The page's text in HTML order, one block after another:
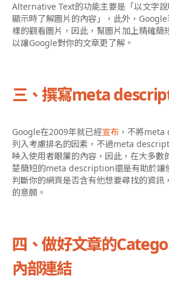
Alternative Text的功能主要是「以文字
顯示時了解圖片的內容」，此外，
樣的觀看圖片，因此，幫圖片加上精確
以讓Google對你的文章更了解。
三、撰寫meta
Google在2009年就已經宣布 ，不將
列入考慮排名的因素，不過meta
映入使用者眼簾的內容，因此，在大多數
楚簡短的meta description還是有助於讓
判斷你的網頁是否含有他想要尋找的資訊
的意願。
四、做好文章的
內部連結